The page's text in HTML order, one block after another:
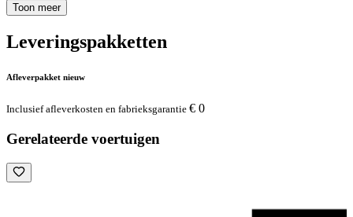
Toon meer
Leveringspakketten
Afleverpakket nieuw
Inclusief afleverkosten en fabrieksgarantie € 0
Gerelateerde voertuigen